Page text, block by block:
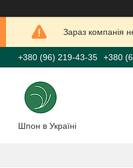
Зараз компанія
+380 (96) 219-43-35 +380
Шпон в Україні